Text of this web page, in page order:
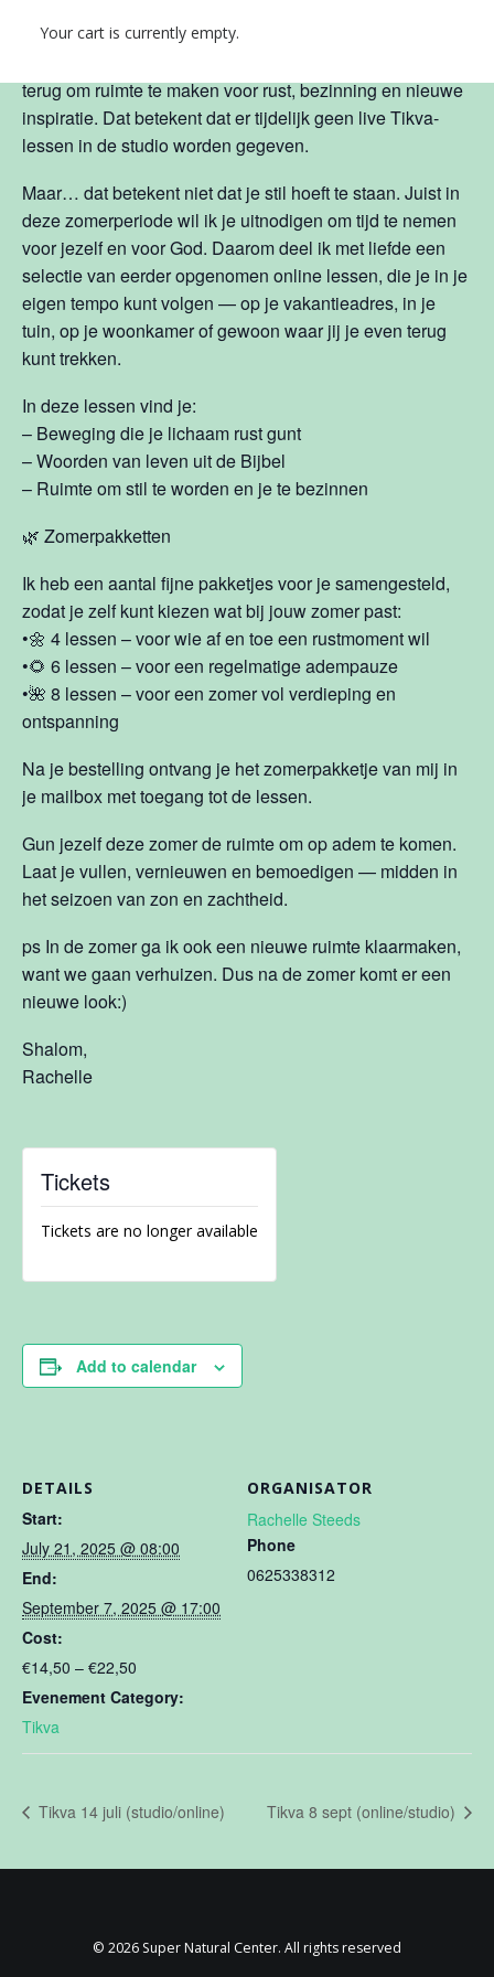
Your cart is currently empty.
De zomer is aangebroken, een tijd waarin alles nét even
terug om ruimte te maken voor rust, bezinning en nieuwe
inspiratie. Dat betekent dat er tijdelijk geen live Tikva-
lessen in de studio worden gegeven.
Maar… dat betekent niet dat je stil hoeft te staan. Juist in
deze zomerperiode wil ik je uitnodigen om tijd te nemen
voor jezelf en voor God. Daarom deel ik met liefde een
selectie van eerder opgenomen online lessen, die je in je
eigen tempo kunt volgen — op je vakantieadres, in je
tuin, op je woonkamer of gewoon waar jij je even terug
kunt trekken.
In deze lessen vind je:
– Beweging die je lichaam rust gunt
– Woorden van leven uit de Bijbel
– Ruimte om stil te worden en je te bezinnen
🌿 Zomerpakketten
Ik heb een aantal fijne pakketjes voor je samengesteld,
zodat je zelf kunt kiezen wat bij jouw zomer past:
•🌼 4 lessen – voor wie af en toe een rustmoment wil
•🌻 6 lessen – voor een regelmatige adempauze
•🌺 8 lessen – voor een zomer vol verdieping en
ontspanning
Na je bestelling ontvang je het zomerpakketje van mij in
je mailbox met toegang tot de lessen.
Gun jezelf deze zomer de ruimte om op adem te komen.
Laat je vullen, vernieuwen en bemoedigen — midden in
het seizoen van zon en zachtheid.
ps In de zomer ga ik ook een nieuwe ruimte klaarmaken,
want we gaan verhuizen. Dus na de zomer komt er een
nieuwe look:)
Shalom,
Rachelle
Tickets
Tickets are no longer available
Add to calendar
DETAILS
Start:
July 21, 2025 @ 08:00
End:
September 7, 2025 @ 17:00
Cost:
€14,50 – €22,50
Evenement Category:
Tikva
ORGANISATOR
Rachelle Steeds
Phone
0625338312
Tikva 14 juli (studio/online) Tikva 8 sept (online/studio)
© 2026 Super Natural Center. All rights reserved